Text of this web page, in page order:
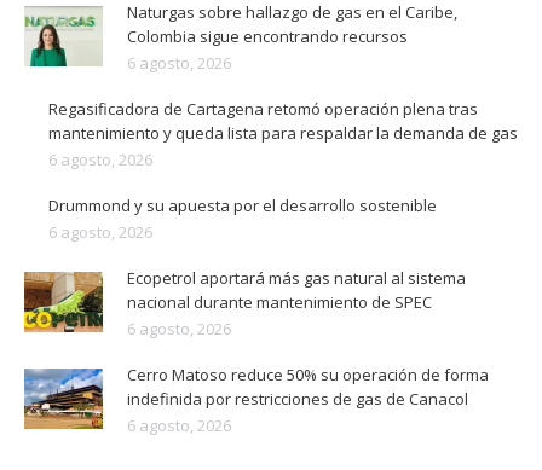
Naturgas sobre hallazgo de gas en el Caribe,
Colombia sigue encontrando recursos
6 agosto, 2026
Regasificadora de Cartagena retomó operación plena tras
mantenimiento y queda lista para respaldar la demanda de gas
6 agosto, 2026
Drummond y su apuesta por el desarrollo sostenible
6 agosto, 2026
Ecopetrol aportará más gas natural al sistema
nacional durante mantenimiento de SPEC
6 agosto, 2026
Cerro Matoso reduce 50% su operación de forma
indefinida por restricciones de gas de Canacol
6 agosto, 2026